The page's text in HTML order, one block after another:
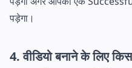
पड़ेगा।
4. वीडियो बनाने के लिए